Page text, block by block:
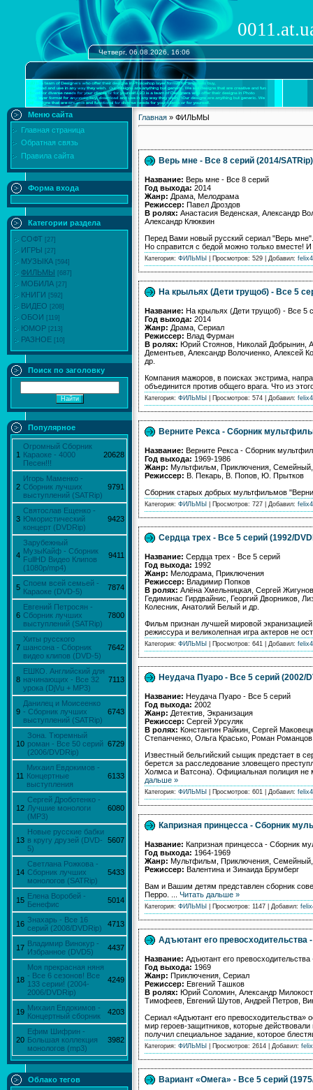
Четверг, 06.08.2026, 16:06
Меню сайта
Главная страница
Обратная связь
Правила сайта
Форма входа
Категории раздела
СОФТ [27]
ИГРЫ [27]
МУЗЫКА [594]
ФИЛЬМЫ [687]
МОБИЛА [27]
КНИГИ [592]
ВИДЕО [208]
ОБОИ [119]
ЮМОР [213]
РАЗНОЕ [10]
Поиск по заголовку
Популярное
1
Огромный Сборник
Караоке - 4000
Песен!!!
20628
2
Игорь Маменко -
Сборник лучших
выступлений (SATRip)
9791
3
Святослав Ещенко -
Юмористический
концерт (DVDRip)
9423
4
Зарубежный
МузыКайф - Сборник
FullHD Видео Клипов
(1080p/mp4)
9411
5 Споем всей семьей -
Караоке (DVD-5)
7874
6
Евгений Петросян -
Сборник лучших
выступлений (SATRip)
7800
7
Хиты русского
шансона - Сборник
видео клипов (DVD-5)
7642
8
ЕШКО. Английский для
начинающих - Все 32
урока (DjVu + MP3)
7113
9
Данилец и Моисеенко
- Сборник лучших
выступлений (SATRip)
6743
10
Зона. Тюремный
роман - Все 50 серий
(2006/DVDRip)
6729
11
Михаил Евдокимов -
Концертные
выступления
6133
12
Сергей Дроботенко -
Лучшие монологи
(MP3)
6080
13
Новые русские бабки
в кругу друзей (DVD-
5)
5607
14
Светлана Рожкова -
Сборник лучших
монологов (SATRip)
5433
15 Елена Воробей -
Бенефис
5014
16 Знахарь - Все 16
серий (2008/DVDRip)
4713
17 Владимир Винокур -
Избранное (DVD5)
4437
18
Моя прекрасная няня
- Все 6 сезонов! Все
133 серии! (2004-
2006/DVDRip)
4249
19 Михаил Евдокимов -
Концертный сборник
4203
20
Ефим Шифрин -
Большая коллекция
монологов (mp3)
3982
Облако тегов
Главная » ФИЛЬМЫ
Верь мне - Все 8 серий (2014/SATRip)
Название: Верь мне - Все 8 серий
Год выхода: 2014
Жанр: Драма, Мелодрама
Режиссер: Павел Дроздов
В ролях: Анастасия Веденская, Александр
Александр Клюквин
Перед Вами новый русский сериал "Верь
Но справится с бедой можно только вместе!
Категория: ФИЛЬМЫ | Просмотров: 529 | Добавил: felix4
На крыльях (Дети трущоб) - Все 5
Название: На крыльях (Дети трущоб) - Все 5
Год выхода: 2014
Жанр: Драма, Сериал
Режиссер: Влад Фурман
В ролях: Юрий Стоянов, Николай Добрынин,
Дементьев, Александр Волочиенко, Алексей
др.
Компания мажоров, в поисках экстрима,
объединится против общего врага. Что из
Категория: ФИЛЬМЫ | Просмотров: 574 | Добавил: felix4
Верните Рекса - Сборник
Название: Верните Рекса - Сборник
Год выхода: 1969-1986
Жанр: Мультфильм, Приключения, Семейный,
Режиссер: В. Пекарь, В. Попов, Ю. Прытков
Сборник старых добрых мультфильмов
Категория: ФИЛЬМЫ | Просмотров: 727 | Добавил: felix4
Сердца трех - Все 5 серий (1992/
Название: Сердца трех - Все 5 серий
Год выхода: 1992
Жанр: Мелодрама, Приключения
Режиссер: Владимир Попков
В ролях: Алёна Хмельницкая, Сергей
Гедиминас Гирдвайнис, Георгий Дворников,
Колесник, Анатолий Белый и др.
Фильм признан лучшей мировой
режиссура и великолепная игра актеров не
Категория: ФИЛЬМЫ | Просмотров: 641 | Добавил: felix4
Неудача Пуаро - Все 5 серий (2002/
Название: Неудача Пуаро - Все 5 серий
Год выхода: 2002
Жанр: Детектив, Экранизация
Режиссер: Сергей Урсуляк
В ролях: Константин Райкин, Сергей
Степанченко, Ольга Красько, Роман
Известный бельгийский сыщик предстает в
берется за расследование зловещего
Холмса и Ватсона). Официальная полиция не
дальше »
Категория: ФИЛЬМЫ | Просмотров: 601 | Добавил: felix4
Капризная принцесса - Сборник
Название: Капризная принцесса - Сборник
Год выхода: 1964-1969
Жанр: Мультфильм, Приключения, Семейный,
Режиссер: Валентина и Зинаида Брумберг
Вам и Вашим детям представлен сборник
Перро.
Читать дальше »
Категория: ФИЛЬМЫ | Просмотров: 1147 | Добавил:
Адъютант его превосходительства
Название: Адъютант его
Год выхода: 1969
Жанр: Приключения, Сериал
Режиссер: Евгений Ташков
В ролях: Юрий Соломин, Александр
Тимофеев, Евгений Шутов, Андрей Петров,
Сериал «Адъютант его превосходительства»
мир героев-защитников, которые
получил специальное задание, которое
Категория: ФИЛЬМЫ | Просмотров: 2614 | Добавил:
Вариант «Омега» - Все 5 серий